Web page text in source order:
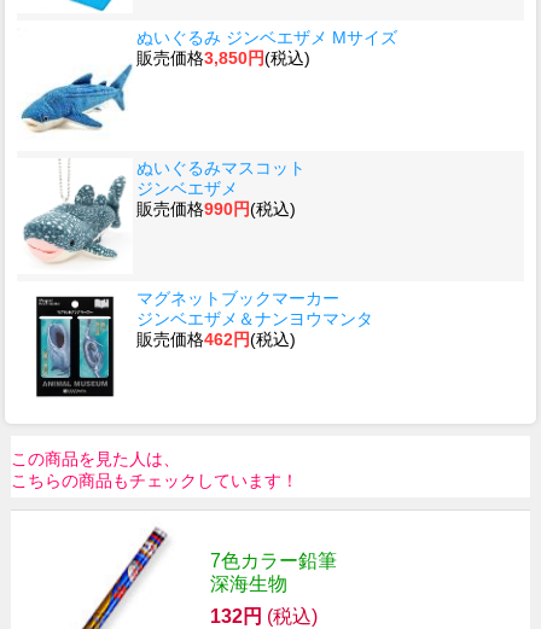
ぬいぐるみ ジンベエザメ Mサイズ
販売価格3,850円(税込)
ぬいぐるみマスコット
ジンベエザメ
販売価格990円(税込)
マグネットブックマーカー
ジンベエザメ＆ナンヨウマンタ
販売価格462円(税込)
この商品を見た人は、
こちらの商品もチェックしています！
7色カラー鉛筆
深海生物
132円 (税込)